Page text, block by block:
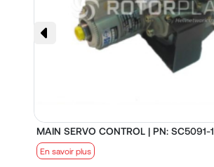
MAIN SERVO CONTROL | PN: SC5091-1
En savoir plus